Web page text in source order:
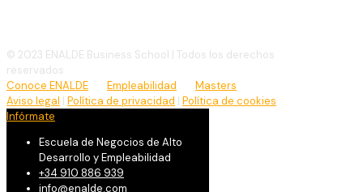
© 2023 ENALDE Business School | Todos los derechos
reservados
Conoce ENALDE
Empleabilidad
Masters
Aviso legal | Política de privacidad | Política de cookies
Infórmate
Escuela de Negocios de Alto
Desarrollo y Empleabilidad
+34 910 886 939
info@enalde.com